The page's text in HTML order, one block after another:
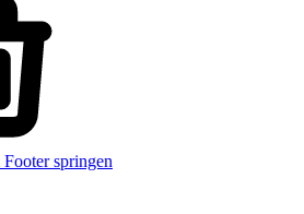
springen